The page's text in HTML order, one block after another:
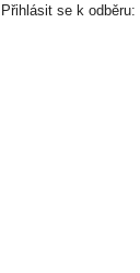
Přihlásit se k odběru: